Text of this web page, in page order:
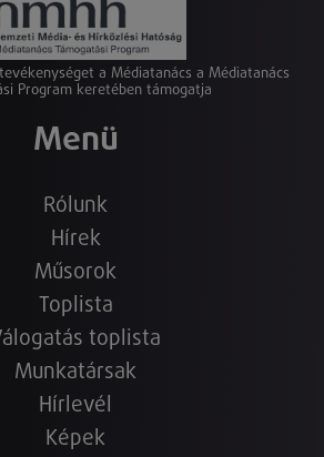
a Médiatanács a Médiatanács
Program keretében támogatja
Menü
Rólunk
Hírek
Műsorok
Toplista
toplista
Munkatársak
Hírlevél
Képek